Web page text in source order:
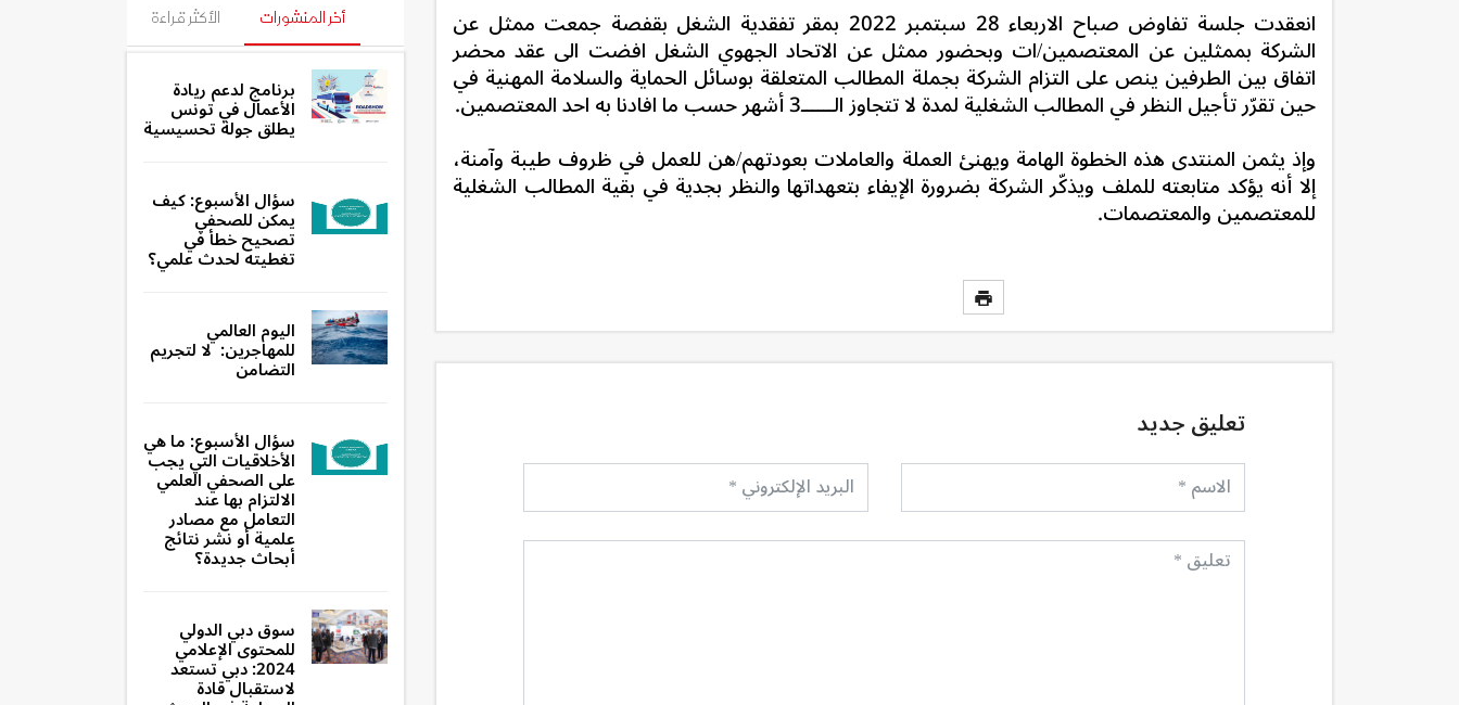
انعقدت جلسة تفاوض صباح الاربعاء 28 سبتمبر 2022 بمقر تفقدية الشغل بقفصة جمعت ممثل عن
الشركة بممثلين عن المعتصمين/ات وبحضور ممثل عن الاتحاد الجهوي الشغل افضت الى عقد محضر
اتفاق بين الطرفين ينص على التزام الشركة بجملة المطالب المتعلقة بوسائل الحماية والسلامة المهنية في
حين تقرّر تأجيل النظر في المطالب الشغلية لمدة لا تتجاوز الــــــ3 أشهر حسب ما افادنا به احد المعتصمين.
وإذ يثمن المنتدى هذه الخطوة الهامة ويهنئ العملة والعاملات بعودتهم/هن للعمل في ظروف طيبة وآمنة،
إلا أنه يؤكد متابعته للملف ويذكّر الشركة بضرورة الإيفاء بتعهداتها والنظر بجدية في بقية المطالب الشغلية
للمعتصمين والمعتصمات.
تعليق جديد
أخر المنشورات الأكثر قراءة
برنامج لدعم ريادة
الأعمال في تونس
يطلق جولة تحسيسية
سؤال الأسبوع: كيف
يمكن للصحفي
تصحيح خطأ في
تغطيته لحدث علمي؟
اليوم العالمي
للمهاجرين: لا لتجريم
التضامن
سؤال الأسبوع: ما هي
الأخلاقيات التي يجب
على الصحفي العلمي
الالتزام بها عند
التعامل مع مصادر
علمية أو نشر نتائج
أبحاث جديدة؟
سوق دبي الدولي
للمحتوى الإعلامي
2024: دبي تستعد
لاستقبال قادة